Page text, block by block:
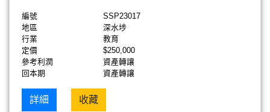
編號
SSP23017
地區
深水埗
行業
教育
定價
$250,000
參考利潤
資產轉讓
回本期
資產轉讓
詳細 收藏